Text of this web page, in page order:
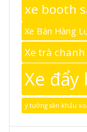
xe booth
Xe Bán Hàng
Xe trà
Xe đẩy
ý tưởng sân khấu